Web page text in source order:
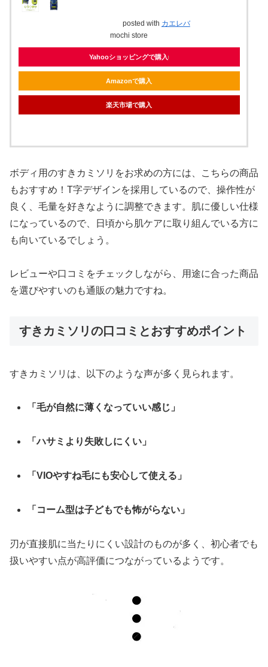
posted with カエレバ
mochi store
Yahooショッピングで購入
Amazonで購入
楽天市場で購入
ボディ用のすきカミソリをお求めの方には、こちらの商品
もおすすめ！T字デザインを採用しているので、操作性が
良く、毛量を好きなように調整できます。肌に優しい仕様
になっているので、日頃から肌ケアに取り組んでいる方に
も向いているでしょう。
レビューや口コミをチェックしながら、用途に合った商品
を選びやすいのも通販の魅力ですね。
すきカミソリの口コミとおすすめポイント
すきカミソリは、以下のような声が多く見られます。
「毛が自然に薄くなっていい感じ」
「ハサミより失敗しにくい」
「VIOやすね毛にも安心して使える」
「コーム型は子どもでも怖がらない」
刃が直接肌に当たりにくい設計のものが多く、初心者でも
扱いやすい点が高評価につながっているようです。